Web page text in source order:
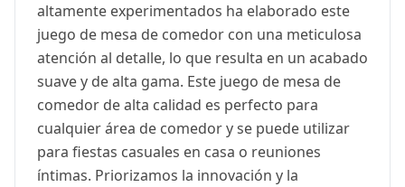
altamente experimentados ha elaborado este
juego de mesa de comedor con una meticulosa
atención al detalle, lo que resulta en un acabado
suave y de alta gama. Este juego de mesa de
comedor de alta calidad es perfecto para
cualquier área de comedor y se puede utilizar
para fiestas casuales en casa o reuniones
íntimas. Priorizamos la innovación y la